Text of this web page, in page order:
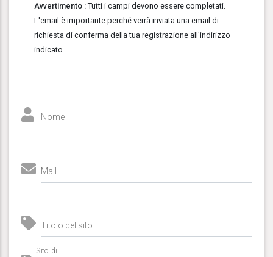
Avvertimento : Tutti i campi devono essere completati.
L'email è importante perché verrà inviata una email di
richiesta di conferma della tua registrazione all'indirizzo
indicato.
Nome
Mail
Titolo del sito
Sito di